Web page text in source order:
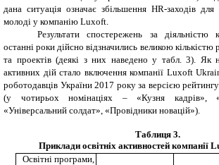
дана ситуація означає збільшення HR-заходів для
молоді у компанію Luxoft
Результати спостережень за діяльністю
останні роки дійсно відзначились великою кількістю
та проектів (деякі з них наведено у табл. 3). Як
активних дій стало включення компанії Luxoft
роботодавців України 2017 року за версією
(у чотирьох номінаціях – «Кузня кадрів»,
«Універсальний солдат», «Провідники новацій»).
Таблиця 3.
Приклади освітніх активностей компанії
Освітні програми,